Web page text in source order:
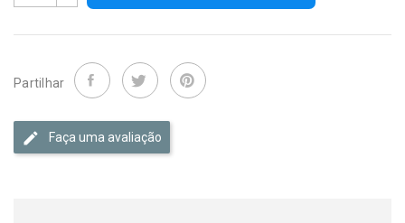
Partilhar
Faça uma avaliação